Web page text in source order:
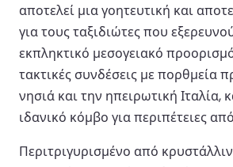
αποτελεί μια γοητευτική και
για τους ταξιδιώτες που
εκπληκτικό μεσογειακό
τακτικές συνδέσεις με πορθμεία
νησιά και την ηπειρωτική Ιταλία,
ιδανικό κόμβο για περιπέτειες
Περιτριγυρισμένο από